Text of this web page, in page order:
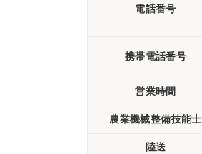
電話番号
携帯電話番号
営業時間
農業機械整備技能士
陸送